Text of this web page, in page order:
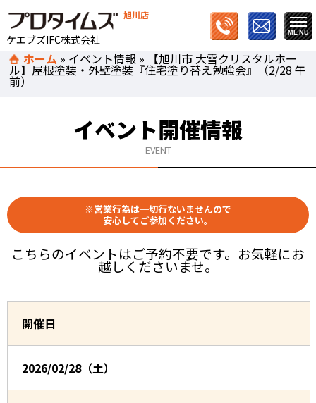
旭川店
ケエブズIFC株式会社
ホーム » イベント情報 » 【旭川市 大雪クリスタルホー
ル】屋根塗装・外壁塗装『住宅塗り替え勉強会』（2/28 午
前）
イベント開催情報
EVENT
※営業行為は一切行ないませんので
安心してご参加ください。
こちらのイベントはご予約不要です。お気軽にお
越しくださいませ。
開催日
2026/02/28（土）